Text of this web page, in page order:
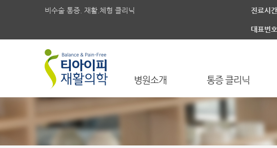
비수술 통증. 재활.체형 클리닉 진료시간
대표번호
병원소개 통증 클리닉